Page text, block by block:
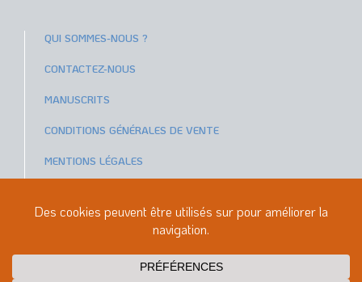
QUI SOMMES-NOUS ?
CONTACTEZ-NOUS
MANUSCRITS
CONDITIONS GÉNÉRALES DE VENTE
MENTIONS LÉGALES
Paiements sécurisés avec
ou